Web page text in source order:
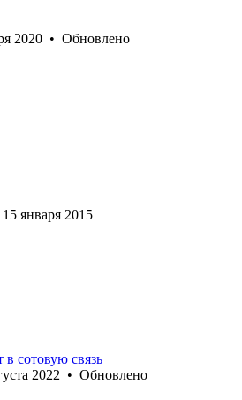
2020 • Обновлено
15 января 2015
в сотовую связь
2022 • Обновлено